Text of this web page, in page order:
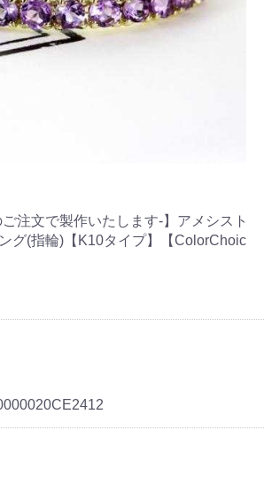
ご注文で製作いたします-】アメシスト
グ(指輪)【K10タイプ】【ColorChoic